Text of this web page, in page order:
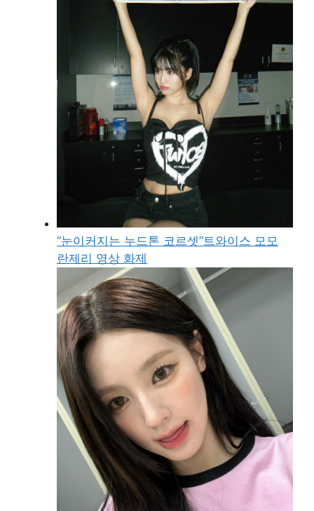
“눈이커지는 누드톤 코르셋”트와이스 모모
란제리 영상 화제